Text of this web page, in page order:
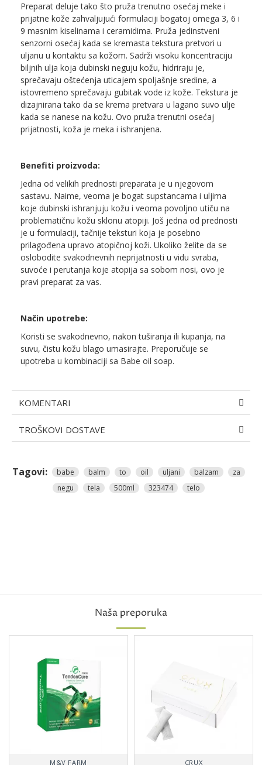
Preparat deluje tako što pruža trenutno osećaj meke i
prijatne kože zahvaljujući formulaciji bogatoj omega 3, 6 i
9 masnim kiselinama i ceramidima. Pruža jedinstveni
senzorni osećaj kada se kremasta tekstura pretvori u
uljanu u kontaktu sa kožom. Sadrži visoku koncentraciju
biljnih ulja koja dubinski neguju kožu, hidriraju je,
sprečavaju oštećenja uticajem spoljašnje sredine, a
istovremeno sprečavaju gubitak vode iz kože. Tekstura je
dizajnirana tako da se krema pretvara u lagano suvo ulje
kada se nanese na kožu. Ovo pruža trenutni osećaj
prijatnosti, koža je meka i ishranjena.
Benefiti proizvoda:
Jedna od velikih prednosti preparata je u njegovom
sastavu. Naime, veoma je bogat supstancama i uljima
koje dubinski ishranjuju kožu i veoma povoljno utiču na
problematičnu kožu sklonu atopiji. Još jedna od prednosti
je u formulaciji, tačnije teksturi koja je posebno
prilagođena upravo atopičnoj koži. Ukoliko želite da se
oslobodite svakodnevnih neprijatnosti u vidu svraba,
suvoće i perutanja koje atopija sa sobom nosi, ovo je
pravi preparat za vas.
Način upotrebe:
Koristi se svakodnevno, nakon tuširanja ili kupanja, na
suvu, čistu kožu blago umasirajte. Preporučuje se
upotreba u kombinaciji sa Babe oil soap.
KOMENTARI
TROŠKOVI DOSTAVE
Tagovi: babe balm to oil uljani balzam
za
negu
tela 500ml 323474 telo
Naša preporuka
M&V FARM CRUX